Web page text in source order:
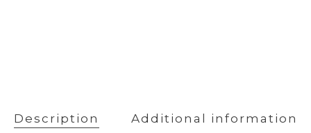
Description Additional information